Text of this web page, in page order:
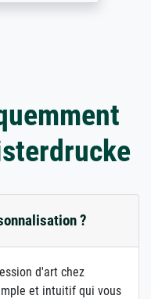
?
d'art chez
et intuitif qui vous